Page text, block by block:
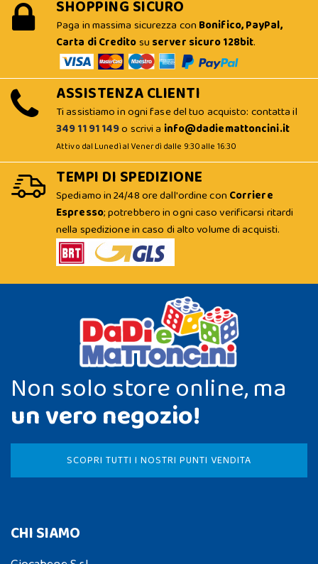
SHOPPING SICURO
Paga in massima sicurezza con Bonifico, PayPal,
Carta di Creditosu server sicuro 128bit.
ASSISTENZA CLIENTI
Ti assistiamo in ogni fase del tuo acquisto: contatta il
349 11 91 149o scrivi a info@dadiemattoncini.it
Attivo dal Lunedì al Venerdì dalle 9:30 alle 16:30
TEMPI DI SPEDIZIONE
Spediamo in 24/48 ore dall'ordine con Corriere
Espresso; potrebbero in ogni caso verificarsi ritardi
nella spedizione in caso di alto volume di acquisti.
Non solo store online, ma
un vero negozio!
SCOPRI TUTTI I NOSTRI PUNTI VENDITA
CHI SIAMO